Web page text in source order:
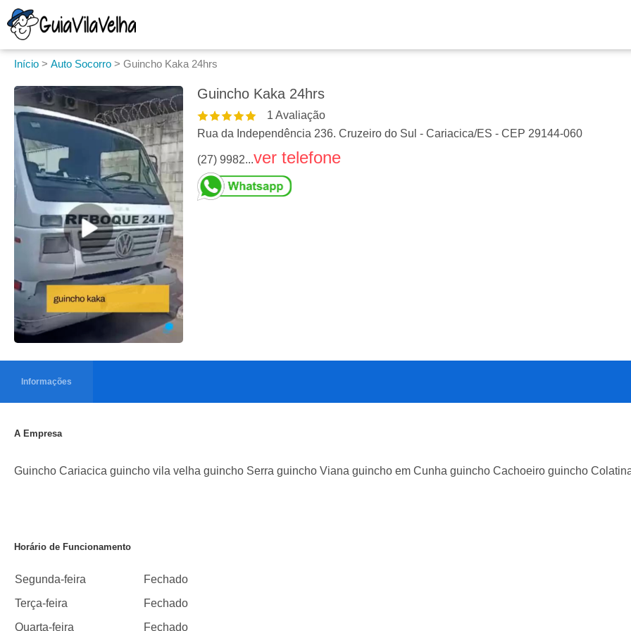
Início > Auto Socorro > Guincho Kaka 24hrs
Guincho Kaka 24hrs
1 Avaliação
Rua da Independência 236. Cruzeiro do Sul - Cariacica/ES - CEP 29144-060
(27) 9982...ver telefone
Informações
A Empresa
Guincho Cariacica guincho vila velha guincho Serra guincho Viana guincho em Cunha guincho Cachoeiro guincho
Horário de Funcionamento
Segunda-feira
Fechado
Terça-feira
Fechado
Quarta-feira
Fechado